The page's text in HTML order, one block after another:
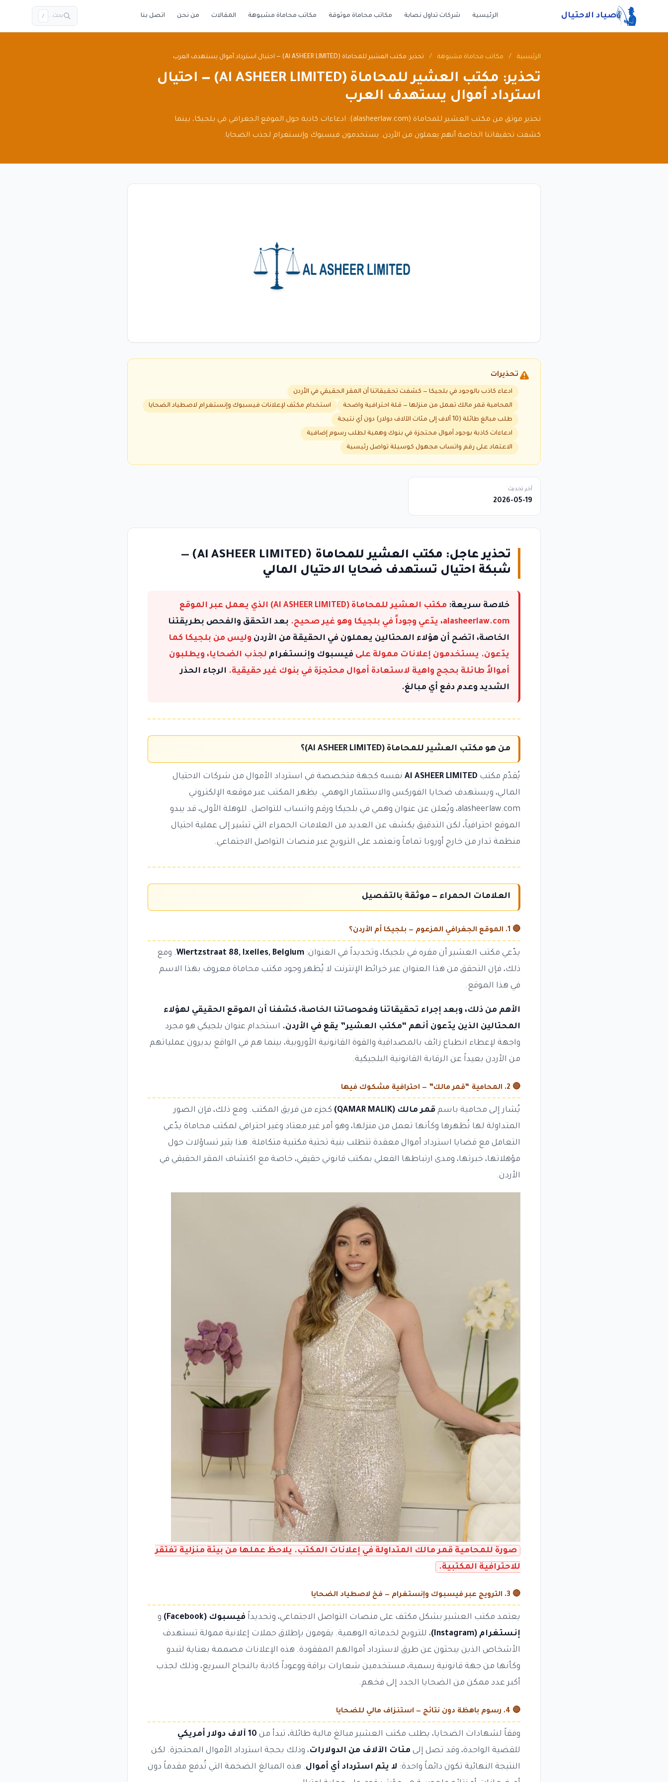
صياد الاحتيال الرئيسية شركات تداول نصابة مكاتب محاماة موثوقة مكاتب محاماة مشبوهة المقالات من نحن اتصل بنا بحث... /
الرئيسية / مكاتب محاماة مشبوهة / تحذير: مكتب العشير للمحاماة (Al ASHEER LIMITED) — احتيال استرداد أموال يستهدف العرب
تحذير: مكتب العشير للمحاماة (Al ASHEER LIMITED) — احتيال
استرداد أموال يستهدف العرب
تحذير موثق من مكتب العشير للمحاماة (alasheerlaw.com): ادعاءات كاذبة حول الموقع الجغرافي في بلجيكا، بينما
كشفت تحقيقاتنا الخاصة أنهم يعملون من الأردن. يستخدمون فيسبوك وإنستغرام لجذب الضحايا.
تحذيرات
ادعاء كاذب بالوجود في بلجيكا — كشفت تحقيقاتنا أن المقر الحقيقي في الأردن
المحامية قمر مالك تعمل من منزلها — قلة احترافية واضحة
استخدام مكثف لإعلانات فيسبوك وإنستغرام لاصطياد الضحايا
طلب مبالغ طائلة (10 آلاف إلى مئات الآلاف دولار) دون أي نتيجة
ادعاءات كاذبة بوجود أموال محتجزة في بنوك وهمية لطلب رسوم إضافية
الاعتماد على رقم واتساب مجهول كوسيلة تواصل رئيسية
آخر تحديث
2026-05-19
تحذير عاجل: مكتب العشير للمحاماة (Al ASHEER LIMITED) —
شبكة احتيال تستهدف ضحايا الاحتيال المالي
خلاصة سريعة:
مكتب العشير للمحاماة (Al ASHEER LIMITED) الذي يعمل عبر الموقع
alasheerlaw.com، يدّعي وجوداً في بلجيكا وهو غير صحيح.
بعد التحقق والفحص بطريقتنا
الخاصة، اتضح أن هؤلاء المحتالين يعملون في الحقيقة من الأردن وليس من بلجيكا كما
يدّعون. يستخدمون إعلانات ممولة على فيسبوك وإنستغرام لجذب الضحايا، ويطلبون
أموالاً طائلة بحجج واهية لاستعادة أموال محتجزة في بنوك غير حقيقية. الرجاء الحذر
الشديد وعدم دفع أي مبالغ.
من هو مكتب العشير للمحاماة (Al ASHEER LIMITED)؟
يُقدّم مكتب Al ASHEER LIMITED نفسه كجهة متخصصة في استرداد الأموال من شركات الاحتيال
المالي، ويستهدف ضحايا الفوركس والاستثمار الوهمي. يظهر المكتب عبر موقعه الإلكتروني
alasheerlaw.com، ويُعلن عن عنوان وهمي في بلجيكا ورقم واتساب للتواصل. للوهلة الأولى، قد يبدو
الموقع احترافياً، لكن التدقيق يكشف عن العديد من العلامات الحمراء التي تشير إلى عملية احتيال
منظمة تدار من خارج أوروبا تماماً وتعتمد على الترويج عبر منصات التواصل الاجتماعي.
العلامات الحمراء — موثقة بالتفصيل
🔴 1. الموقع الجغرافي المزعوم — بلجيكا أم الأردن؟
يدّعي مكتب العشير أن مقره في بلجيكا، وتحديداً في العنوان: Wiertzstraat 88, Ixelles, Belgium. ومع
ذلك، فإن التحقق من هذا العنوان عبر خرائط الإنترنت لا يُظهر وجود مكتب محاماة معروف بهذا الاسم
في هذا الموقع.
الأهم من ذلك، وبعد إجراء تحقيقاتنا وفحوصاتنا الخاصة، كشفنا أن الموقع الحقيقي لهؤلاء
المحتالين الذين يدّعون أنهم “مكتب العشير” يقع في الأردن. استخدام عنوان بلجيكي هو مجرد
واجهة لإعطاء انطباع زائف بالمصداقية والقوة القانونية الأوروبية، بينما هم في الواقع يديرون عملياتهم
من الأردن بعيداً عن الرقابة القانونية البلجيكية.
🔴 2. المحامية “قمر مالك” — احترافية مشكوك فيها
يُشار إلى محامية باسم قمر مالك (QAMAR MALIK)
كجزء من فريق المكتب. ومع ذلك، فإن الصور
المتداولة لها تُظهرها وكأنها تعمل من منزلها، وهو أمر غير معتاد وغير احترافي لمكتب محاماة يدّعي
التعامل مع قضايا استرداد أموال معقدة تتطلب بنية تحتية مكتبية متكاملة. هذا يثير تساؤلات حول
مؤهلاتها، خبرتها، ومدى ارتباطها الفعلي بمكتب قانوني حقيقي، خاصة مع اكتشاف المقر الحقيقي في
الأردن.
صورة للمحامية قمر مالك المتداولة في إعلانات المكتب. يلاحظ عملها من بيئة منزلية تفتقر
للاحترافية المكتبية.
🔴 3. الترويج عبر فيسبوك وإنستغرام — فخ لاصطياد الضحايا
يعتمد مكتب العشير بشكل مكثف على منصات التواصل الاجتماعي، وتحديداً فيسبوك (Facebook)
و
إنستغرام (Instagram)
، للترويج لخدماته الوهمية. يقومون بإطلاق حملات إعلانية ممولة تستهدف
الأشخاص الذين يبحثون عن طرق لاسترداد أموالهم المفقودة. هذه الإعلانات مصممة بعناية لتبدو
وكأنها من جهة قانونية رسمية، مستخدمين شعارات براقة ووعوداً كاذبة بالنجاح السريع، وذلك لجذب
أكبر عدد ممكن من الضحايا الجدد إلى فخهم.
🔴 4. رسوم باهظة دون نتائج — استنزاف مالي للضحايا
وفقاً لشهادات الضحايا، يطلب مكتب العشير مبالغ مالية طائلة، تبدأ من 10 آلاف دولار أمريكي
للقضية الواحدة، وقد تصل إلى مئات الآلاف من الدولارات، وذلك بحجة استرداد الأموال المحتجزة. لكن
النتيجة النهائية تكون دائماً واحدة: لا يتم استرداد أي أموال. هذه المبالغ الضخمة التي تُدفع مقدماً دون